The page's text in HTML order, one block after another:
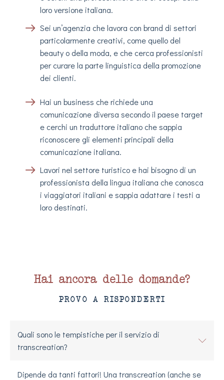
loro versione italiana.
Sei un’agenzia che lavora con brand di settori
particolarmente creativi, come quello del
beauty o della moda, e che cerca professionisti
per curare la parte linguistica della promozione
dei clienti.
Hai un business che richiede una
comunicazione diversa secondo il paese target
e cerchi un traduttore italiano che sappia
riconoscere gli elementi principali della
comunicazione italiana.
Lavori nel settore turistico e hai bisogno di un
professionista della lingua italiana che conosca
i viaggiatori italiani e sappia adattare i testi a
loro destinati.
Hai ancora delle domande?
PROVO A RISPONDERTI
Quali sono le tempistiche per il servizio di
transcreation?
Dipende da tanti fattori! Una transcreation (anche se